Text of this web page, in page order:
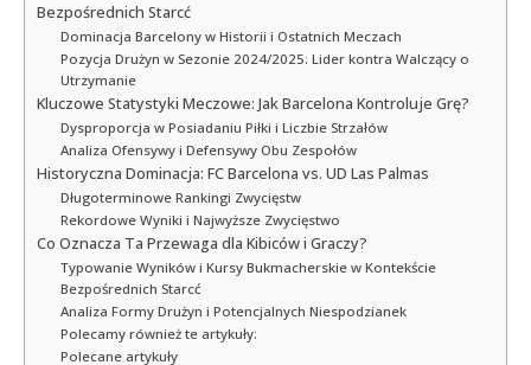
Bezpośrednich Starcć
Dominacja Barcelony w Historii i Ostatnich Meczach
Pozycja Drużyn w Sezonie 2024/2025: Lider kontra Walczący o
Utrzymanie
Kluczowe Statystyki Meczowe: Jak Barcelona Kontroluje Grę?
Dysproporcja w Posiadaniu Piłki i Liczbie Strzałów
Analiza Ofensywy i Defensywy Obu Zespołów
Historyczna Dominacja: FC Barcelona vs. UD Las Palmas
Długoterminowe Rankingi Zwycięstw
Rekordowe Wyniki i Najwyższe Zwycięstwo
Co Oznacza Ta Przewaga dla Kibiców i Graczy?
Typowanie Wyników i Kursy Bukmacherskie w Kontekście
Bezpośrednich Starcć
Analiza Formy Drużyn i Potencjalnych Niespodzianek
Polecamy również te artykuły:
Polecane artykuły